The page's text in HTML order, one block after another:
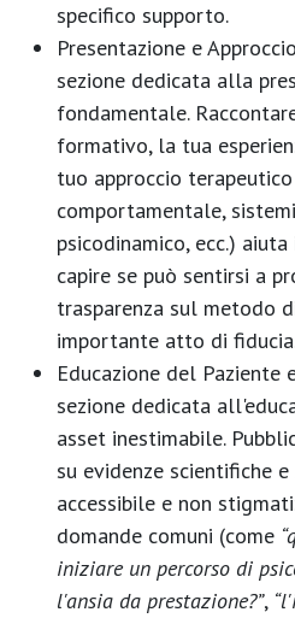
specifico supporto.
Presentazione e
sezione dedicata alla
fondamentale.
formativo, la tua
tuo approccio terapeutico
comportamentale,
psicodinamico, ecc.)
capire se può sentirsi a
trasparenza sul metodo
importante atto di
Educazione del Paziente
sezione dedicata
asset inestimabile.
su evidenze scientifiche
accessibile e non
domande comuni (come
iniziare un percorso di
l'ansia da prestazione?”,